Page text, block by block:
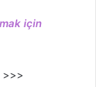
için
>>>